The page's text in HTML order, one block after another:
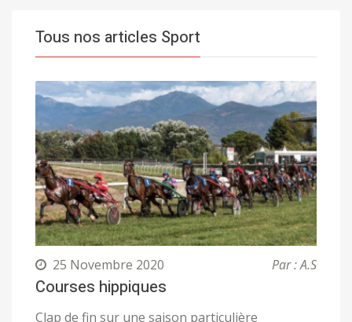
Tous nos articles Sport
25 Novembre 2020 Par : A.S
Courses hippiques
Clap de fin sur une saison particulière